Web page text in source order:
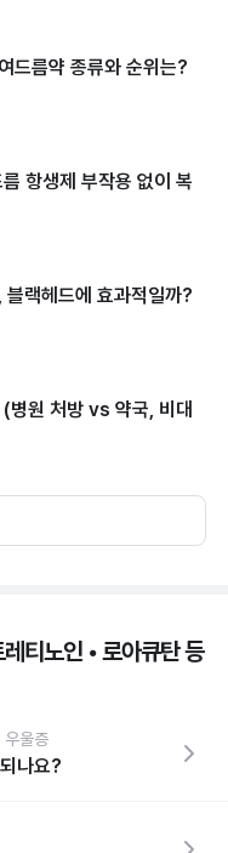
드름약 종류와 순위는?
항생제 부작용 없이 복
랙헤드에 효과적일까?
병원 처방 vs 약국, 비대
티노인 • 로아큐탄 등
울증
나요?